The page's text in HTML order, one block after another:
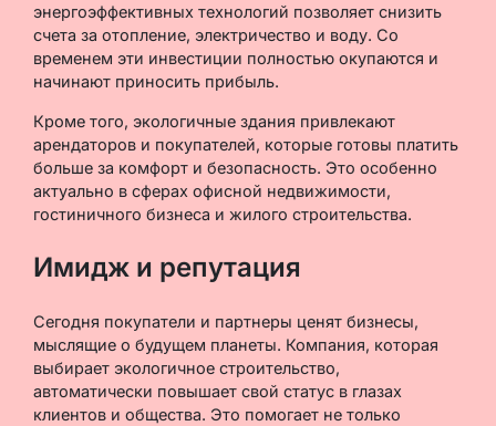
энергоэффективных технологий позволяет снизить
счета за отопление, электричество и воду. Со
временем эти инвестиции полностью окупаются и
начинают приносить прибыль.
Кроме того, экологичные здания привлекают
арендаторов и покупателей, которые готовы платить
больше за комфорт и безопасность. Это особенно
актуально в сферах офисной недвижимости,
гостиничного бизнеса и жилого строительства.
Имидж и репутация
Сегодня покупатели и партнеры ценят бизнесы,
мыслящие о будущем планеты. Компания, которая
выбирает экологичное строительство,
автоматически повышает свой статус в глазах
клиентов и общества. Это помогает не только